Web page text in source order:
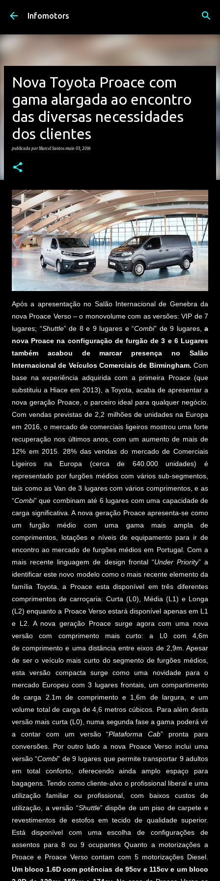
Avançar para o conteúdo principal
Infomotors
Nova Toyota Proace com
gama alargada ao encontro
das diversas necessidades
dos clientes
publicada porMarcel Santos maio 03, 2016
Após a apresentação no Salão Internacional de Genebra da
nova Proace Verso – o monovolume com as versões: VIP de 7
lugares; “Shuttle” de 8 e 9 lugares e “Combi” de 9 lugares, a
nova Proace na configuração de furgão de 3 e 6 Lugares
também acabou de marcar presença no Salão
Internacional de Veículos Comerciais de Birmingham. Com
base na experiência adquirida com a primeira Proace (que
substituiu a Hiace em 2013), a Toyota, acaba de apresentar a
nova geração Proace, o parceiro ideal para qualquer negócio.
Com vendas previstas de 2,2 milhões de unidades na Europa
em 2016, o mercado de comerciais ligeiros mostrou uma forte
recuperação nos últimos anos, com um aumento de mais de
12% em 2015. 28% das vendas do mercado de Comerciais
Ligeiros na Europa (cerca de 640.000 unidades) é
representado por furgões médios com vários sub-segmentos,
tais como as Van de 3 lugares com vários comprimentos, e as
“Combi” que combinam até 6 lugares com uma capacidade de
carga significativa. A nova geração Proace apresenta-se como
um furgão médio com uma gama mais ampla de
comprimentos, lotações e níveis de equipamento para ir de
encontro ao mercado de furgões médios em Portugal. Com a
mais recente linguagem de design frontal “Under Priority” a
identificar este novo modelo como o mais recente elemento da
família Toyota, a Proace esta disponível em três diferentes
comprimentos de carroçaria: Curta (L0), Média (L1) e Longa
(L2) enquanto a Proace Verso estará disponível apenas em L1
e L2. A nova geração Proace surge agora com uma nova
versão com comprimento mais curto: a L0 com 4,6m
de comprimento e uma distância entre eixos de 2,9m. Apesar
de ser o veículo mais curto do segmento de furgões médios,
esta versão compacta surge como uma novidade para o
mercado Europeu com 3 lugares frontais, um compartimento
de carga 2.1m de comprimento e 1,6m de largura, e um
volume total de carga de 4,6 metros cúbicos. Para além desta
versão mais curta (L0), numa segunda fase a gama poderá vir
a contar com um versão “Plataforma Cab” pronta para
conversões. Por outro lado a nova Proace Verso inclui uma
versão “Combi” de 9 lugares que permite transportar 9 adultos
em total conforto, oferecendo ainda amplo espaço para
bagagens. Tendo como cliente-alvo o profissional liberal e uma
utilização familiar ou profissional, com baixos custos de
utilização, a versão “Shuttle” dispõe de um piso de carpete e
revestimentos de estofos em tecido de qualidade superior.
Está disponível com uma escolha de configurações de
assentos para 8 ou 9 ocupantes Quanto a motorizações a
Proace e Proace Verso contam com 5 motorizações Diesel.
Um bloco 1.6D com potências de 95cv e 115cv e um bloco